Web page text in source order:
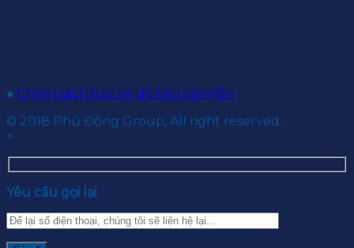
● Chính sách bảo vệ dữ liệu cá nhân
© 2018 Phú Đông Group, All right reserved.
×
Yêu cầu gọi lại